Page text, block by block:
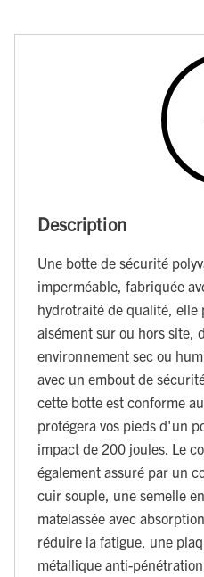
Description
Une botte de sécurité
imperméable, fabriquée
hydrotraité de qualité, elle
aisément sur ou hors site,
environnement sec ou
avec un embout de
cette botte est conforme
protégera vos pieds d'un
impact de 200 joules. Le
également assuré par un
cuir souple, une semelle
matelassée avec
réduire la fatigue, une
métallique anti-